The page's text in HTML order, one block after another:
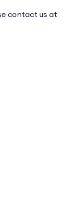
contact us at